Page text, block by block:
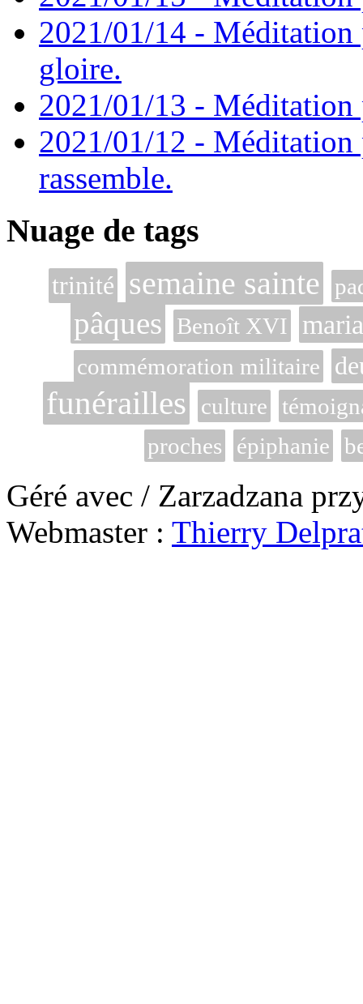
2021/01/14 - Méditation
gloire.
2021/01/13 - Méditation
2021/01/12 - Méditation
rassemble.
Nuage de tags
trinité semaine sainte
pâques Benoît XVI
commémoration militaire
funérailles culture
proches
épiphanie
Géré avec / Zarzadzana
Webmaster : Thierry